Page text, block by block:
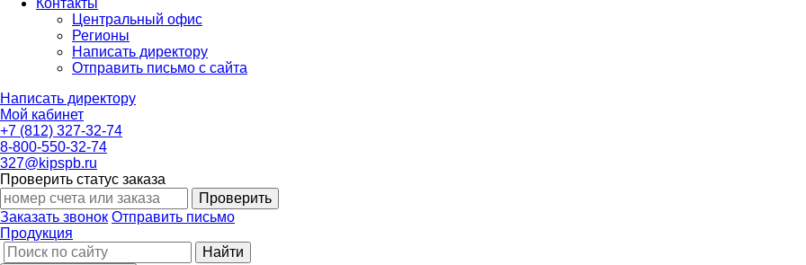
Контакты
Центральный офис
Регионы
Написать директору
Отправить письмо с сайта
Написать директору
Мой кабинет
+7 (812) 327-32-74
8-800-550-32-74
327@kipspb.ru
Проверить статус заказа
Проверить
Заказать звонок Отправить письмо
Продукция
Найти